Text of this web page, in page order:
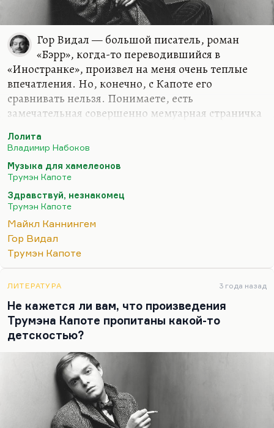
Гор Видал — большой писатель, роман
«Бэрр», когда-то переводившийся в
«Иностранке», произвел на меня очень теплые
впечатления. Но, конечно, с Капоте его
сравнивать нельзя. Понимаете, есть
замечательная совершенно мемуарная страничка
пишет:«Конечно, хороший я писатель, но вот у
Трумена фраза звенит, а у меня не звенит, а у меня не
звенит». Она действительно у Трумена звенит, и
больше так никто не умеет.
Дело даже не в том, что у него фраза звенит, а
дело в том, что Капоте, тут мы вспоминали как-
то с Кутенковым его рассказ «Привет,
незнакомец», этот «Hello, Stranger», и я лишний
рассказ, как он…
Лолита
Владимир Набоков
Музыка для хамелеонов
Трумэн Капоте
Здравствуй, незнакомец
Трумэн Капоте
Майкл Каннингем
Гор Видал
Трумэн Капоте
ЛИТЕРАТУРА 3 года назад
Не кажется ли вам, что произведения
Трумэна Капоте пропитаны какой-то
детскостью?